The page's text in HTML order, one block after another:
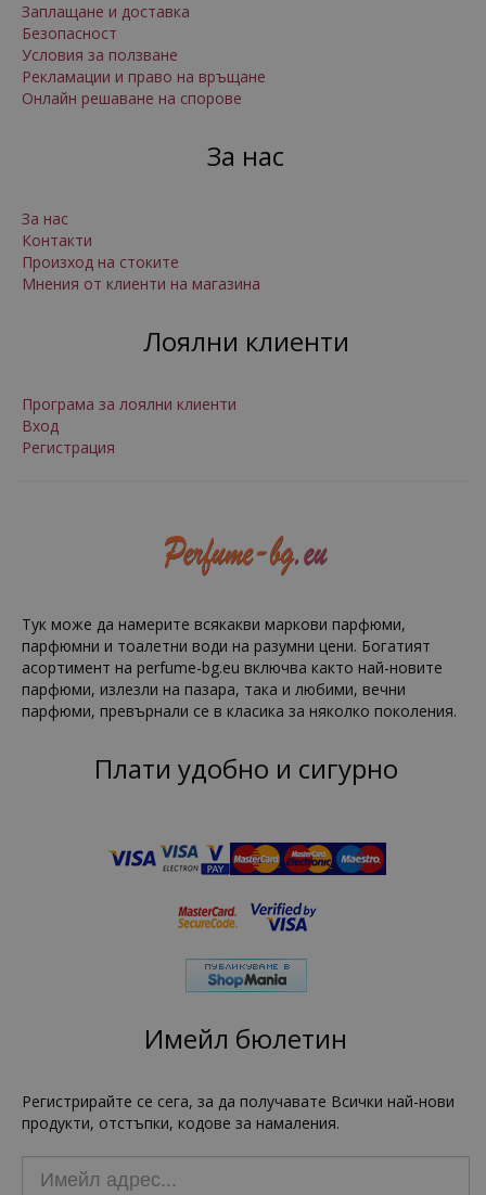
Заплащане и доставка
Безопасност
Условия за ползване
Рекламации и право на връщане
Онлайн решаване на спорове
За нас
За нас
Контакти
Произход на стоките
Мнения от клиенти на магазина
Лоялни клиенти
Програма за лоялни клиенти
Вход
Регистрация
Тук може да намерите всякакви маркови парфюми,
парфюмни и тоалетни води на разумни цени. Богатият
асортимент на perfume-bg.eu включва както най-новите
парфюми, излезли на пазара, така и любими, вечни
парфюми, превърнали се в класика за няколко поколения.
Плати удобно и сигурно
Имейл бюлетин
Регистрирайте се сега, за да получавате Всички най-нови
продукти, отстъпки, кодове за намаления.